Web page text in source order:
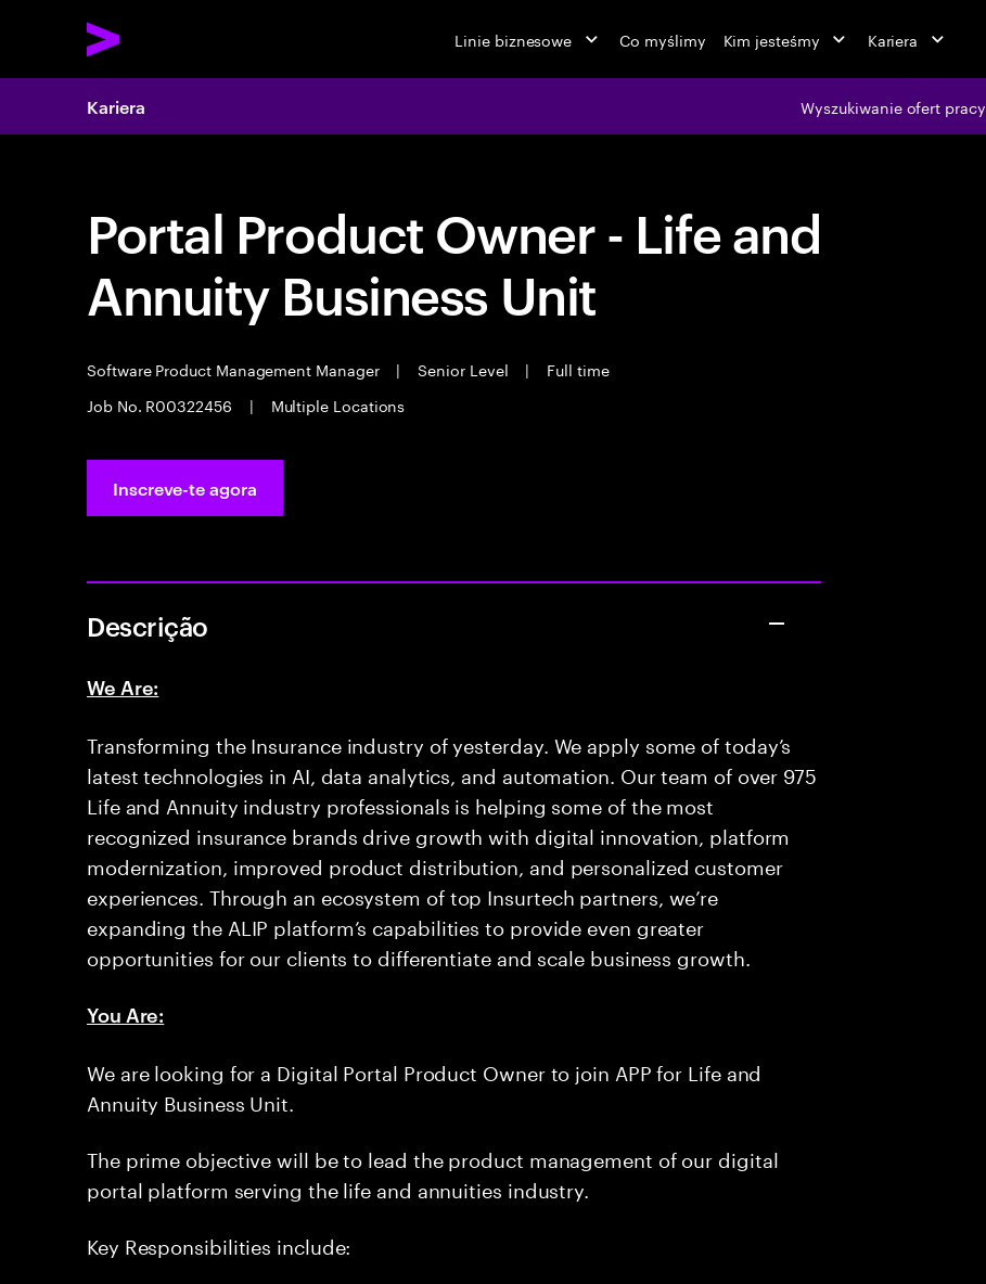
Linie biznesowe Co myślimy Kim jesteśmy Kariera
Kariera Wyszukiwanie ofert pracy
Portal Product Owner - Life and
Annuity Business Unit
Software Product Management Manager | Senior Level |
Full time
Job No. R00322456
| Multiple Locations
Inscreve-te agora
Descrição
We Are:
Transforming the Insurance industry of yesterday. We apply some of today’s
latest technologies in AI, data analytics, and automation. Our team of over 975
Life and Annuity industry professionals is helping some of the most
recognized insurance brands drive growth with digital innovation, platform
modernization, improved product distribution, and personalized customer
experiences. Through an ecosystem of top Insurtech partners, we’re
expanding the ALIP platform’s capabilities to provide even greater
opportunities for our clients to differentiate and scale business growth.
You Are:
We are looking for a Digital Portal Product Owner to join APP for Life and
Annuity Business Unit.
The prime objective will be to lead the product management of our digital
portal platform serving the life and annuities industry.
Key Responsibilities include: